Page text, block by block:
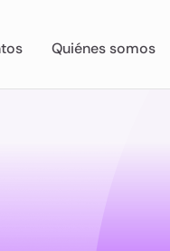
Quiénes somos